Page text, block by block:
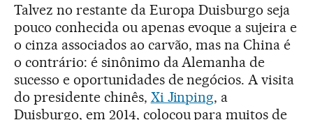
Talvez no restante da Europa Duisburgo seja
pouco conhecida ou apenas evoque a sujeira e
o cinza associados ao carvão, mas na China é
o contrário: é sinônimo da Alemanha de
sucesso e oportunidades de negócios. A visita
do presidente chinês, Xi Jinping, a
Duisburgo, em 2014, colocou para muitos de